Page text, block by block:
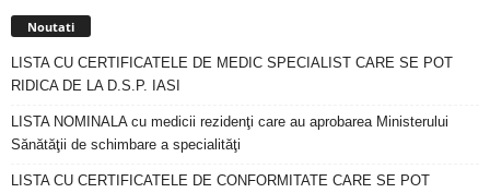
Noutati
LISTA CU CERTIFICATELE DE MEDIC SPECIALIST CARE SE POT
RIDICA DE LA D.S.P. IASI
LISTA NOMINALA cu medicii rezidenţi care au aprobarea Ministerului
Sănătăţii de schimbare a specialităţi
LISTA CU CERTIFICATELE DE CONFORMITATE CARE SE POT